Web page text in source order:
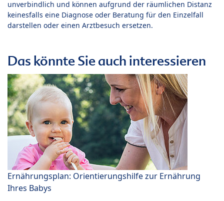
unverbindlich und können aufgrund der räumlichen Distanz
keinesfalls eine Diagnose oder Beratung für den Einzelfall
darstellen oder einen Arztbesuch ersetzen.
Das könnte Sie auch interessieren
Ernährungsplan: Orientierungshilfe zur Ernährung
Ihres Babys